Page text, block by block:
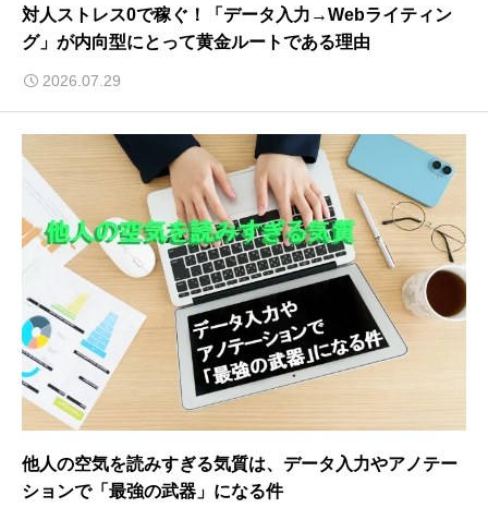
対人ストレス0で稼ぐ！「データ入力→Webライティン
グ」が内向型にとって黄金ルートである理由
2026.07.29
他人の空気を読みすぎる気質は、データ入力やアノテー
ションで「最強の武器」になる件